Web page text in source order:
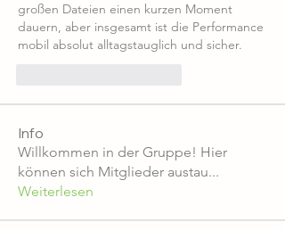
großen Dateien einen kurzen Moment
dauern, aber insgesamt ist die Performance
mobil absolut alltagstauglich und sicher.
Info
Willkommen in der Gruppe! Hier
können sich Mitglieder austau...
Weiterlesen